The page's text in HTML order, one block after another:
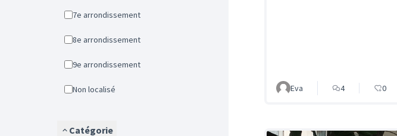
7e arrondissement
8e arrondissement
9e arrondissement
Non localisé
Catégorie
Eva 4 0